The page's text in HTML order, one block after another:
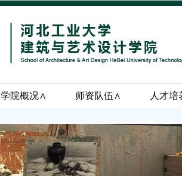
学院概况∧ 师资队伍∧ 人才